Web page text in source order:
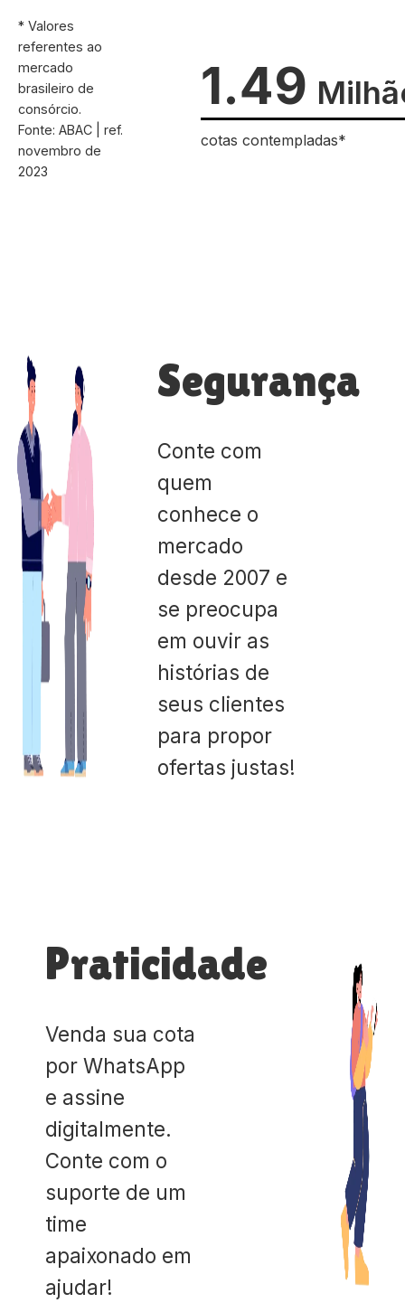
* Valores
referentes ao
mercado
brasileiro de
consórcio.
Fonte: ABAC | ref.
novembro de
2023
1.49
cotas contempladas*
Segurança
Conte com
quem
conhece o
mercado
desde 2007 e
se preocupa
em ouvir as
histórias de
seus clientes
para propor
ofertas justas!
Praticidade
Venda sua cota
por WhatsApp
e assine
digitalmente.
Conte com o
suporte de um
time
apaixonado em
ajudar!